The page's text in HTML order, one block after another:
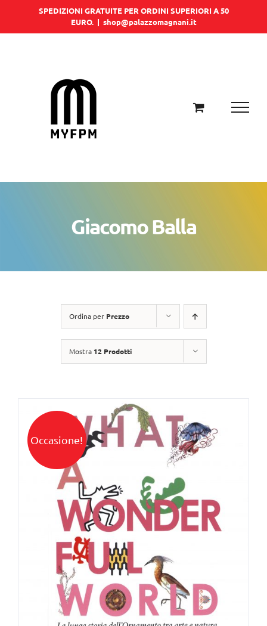
SPEDIZIONI GRATUITE PER ORDINI SUPERIORI A 50
EURO. | shop@palazzomagnani.it
Giacomo Balla
Ordina per Prezzo
Mostra 12 Prodotti
Occasione!